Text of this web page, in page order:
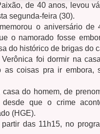
de 40 anos, levou
segunda-feira (30).
o aniversário de
o namorado fosse
do histórico de brigas do
foi dormir na
as coisas pra ir embora,
do homem, de
desde que o crime
(HGE).
das 11h15, no